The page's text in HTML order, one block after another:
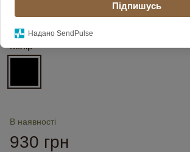
Підпишусь
Надано SendPulse
Колір
В наявності
930 грн